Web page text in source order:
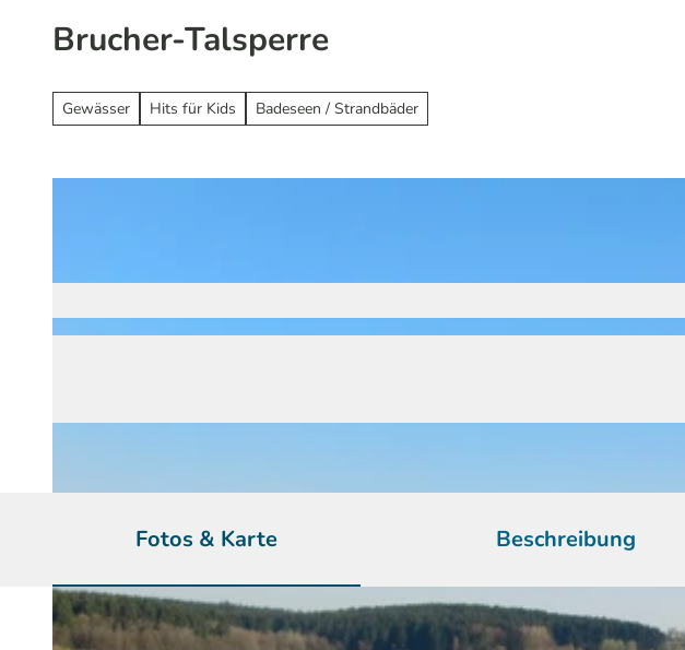
Brucher-Talsperre
Gewässer Hits für Kids Badeseen / Strandbäder
Fotos & Karte Beschreibung